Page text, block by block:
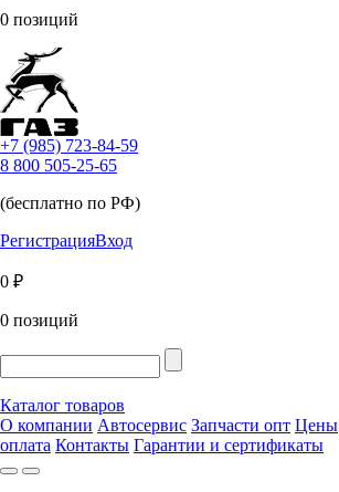
0 позиций
+7 (985) 723-84-59
8 800 505-25-65
(бесплатно по РФ)
РегистрацияВход
0 ₽
0 позиций
Каталог товаров
О компании Автосервис Запчасти опт Цены
оплата Контакты Гарантии и сертификаты